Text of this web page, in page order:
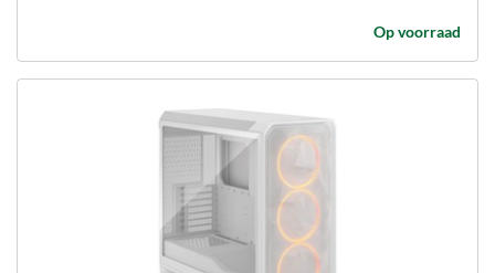
Op voorraad